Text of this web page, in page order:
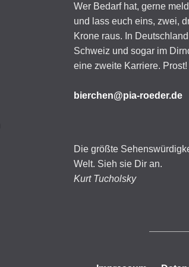
Wer Bedarf hat, gerne
und lass euch eins, zwei,
Krone raus. In
Schweiz und sogar im
eine zweite Karriere. Prost!
bierchen@pia-roeder.de
Die größte
Welt. Sieh sie Dir an.
Kurt Tucholsky